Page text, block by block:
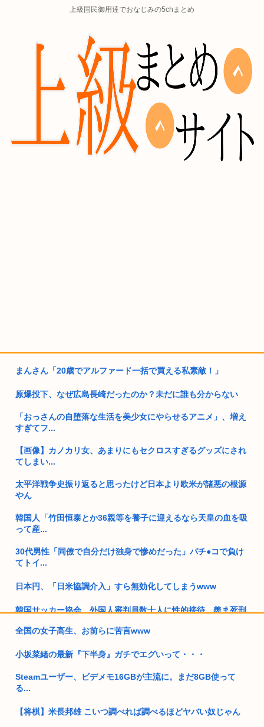
上級国民御用達でおなじみの5chまとめ
まんさん「20歳でアルファード一括で買える私素敵！」
原爆投下、なぜ広島長崎だったのか？未だに誰も分からない
「おっさんの自堕落な生活を美少女にやらせるアニメ」、増え
すぎてフ...
【画像】カノカリ女、あまりにもセクロスすぎるグッズにされ
てしまい...
太平洋戦争史振り返ると思ったけど日本より欧米が諸悪の根源
やん
韓国人「竹田恒泰とか36親等を養子に迎えるなら天皇の血を吸
って産...
30代男性「同僚で自分だけ独身で惨めだった」パチ●コで負け
てトイ...
日本円、「日米協調介入」すら無効化してしまうwww
韓国サッカー協会、外国人審判員数十人に性的接待。羨ま死刑
彡(●)(●) 「迷子の迷子の在日チョン あなたの国籍どこですか...
上司から障がい者手帳取る気ないか聞かれたんやが
おばさんとセクロスしたことある奴www
歳男性...
全国の女子高生、お前らに苦言www
小坂菜緒の最新『下半身』ガチでエグいって・・・
Steamユーザー、ビデメモ16GBが主流に。まだ8GB使って
る...
【将棋】米長邦雄 こいつ調べれば調べるほどヤバい奴じゃん